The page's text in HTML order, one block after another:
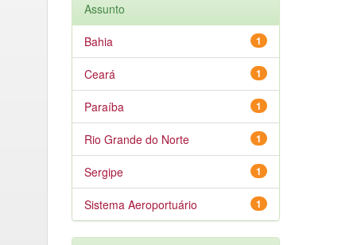
Assunto
1
Bahia
1
Ceará
1
Paraíba
1
Rio Grande do Norte
1
Sergipe
1
Sistema Aeroportuário